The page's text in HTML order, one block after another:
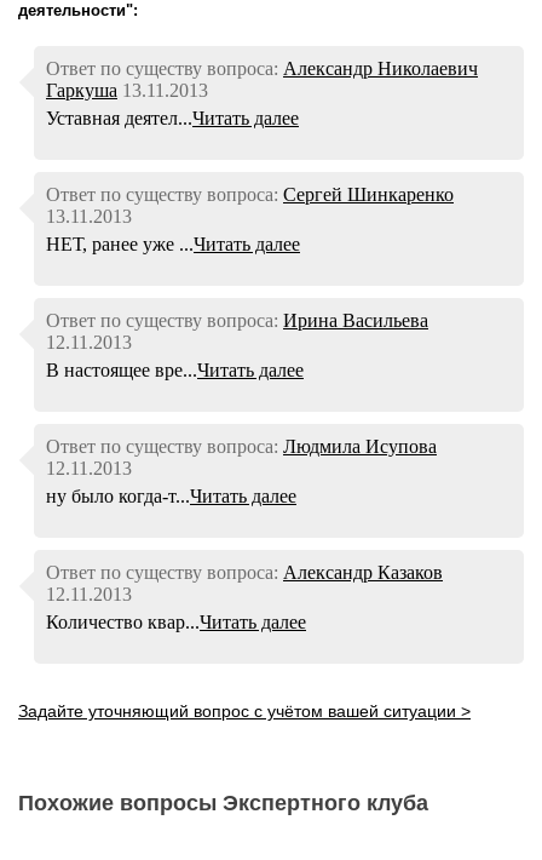
деятельности":
Ответ по существу вопроса: Александр Николаевич
Гаркуша 13.11.2013
Уставная деятел...Читать далее
Ответ по существу вопроса: Сергей Шинкаренко
13.11.2013
НЕТ, ранее уже ...Читать далее
Ответ по существу вопроса: Ирина Васильева
12.11.2013
В настоящее вре...Читать далее
Ответ по существу вопроса: Людмила Исупова
12.11.2013
ну было когда-т...Читать далее
Ответ по существу вопроса: Александр Казаков
12.11.2013
Количество квар...Читать далее
Задайте уточняющий вопрос с учётом вашей ситуации >
Похожие вопросы Экспертного клуба